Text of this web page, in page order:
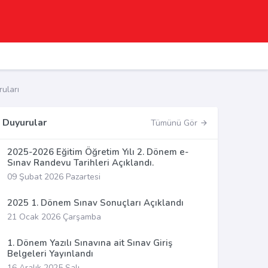
Duyurular Tümünü Gör
2025-2026 Eğitim Öğretim Yılı 2. Dönem e-
Sınav Randevu Tarihleri Açıklandı.
09 Şubat 2026 Pazartesi
2025 1. Dönem Sınav Sonuçları Açıklandı
21 Ocak 2026 Çarşamba
1. Dönem Yazılı Sınavına ait Sınav Giriş
Belgeleri Yayınlandı